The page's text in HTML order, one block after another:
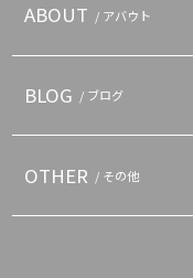
ABOUT / アバウト
BLOG / ブログ
OTHER / その他